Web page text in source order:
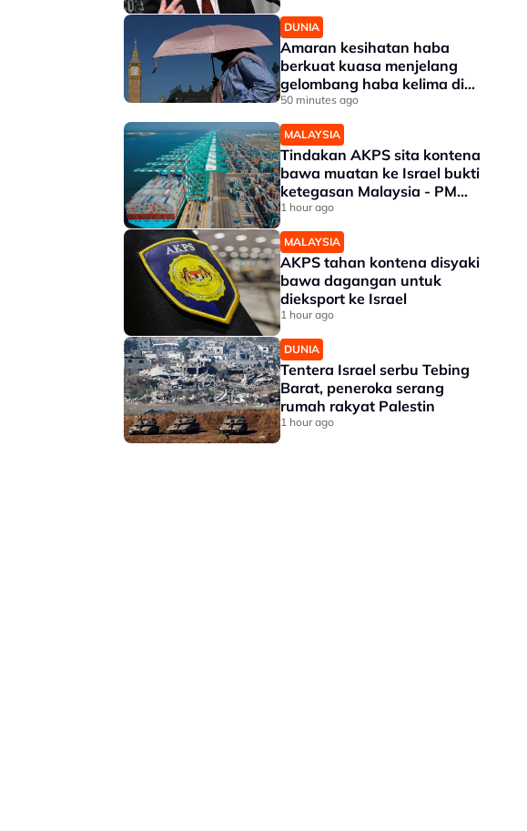
DUNIA
Amaran kesihatan haba
berkuat kuasa menjelang
gelombang haba kelima di
UK
50 minutes ago
MALAYSIA
Tindakan AKPS sita kontena
bawa muatan ke Israel bukti
ketegasan Malaysia - PM
Anwar
1 hour ago
MALAYSIA
AKPS tahan kontena disyaki
bawa dagangan untuk
dieksport ke Israel
1 hour ago
DUNIA
Tentera Israel serbu Tebing
Barat, peneroka serang
rumah rakyat Palestin
1 hour ago